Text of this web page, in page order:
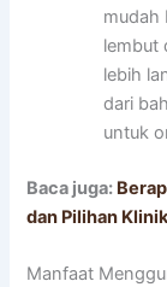
mudah
lembut
lebih
dari
untuk
Baca juga:
dan Pilihan
Manfaat